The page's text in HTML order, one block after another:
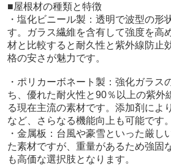
■屋根材の種類と特徴
・塩化ビニール製：透明で波型の形
す。ガラス繊維を含有して強度を高
材と比較すると耐久性と紫外線防止
格の安さが魅力です。
・ポリカーボネート製：強化ガラス
ち、優れた耐火性と90％以上の紫外
る現在主流の素材です。添加剤によ
など、さらなる機能向上も可能です。
・金属板：台風や豪雪といった厳し
た素材ですが、重量があるため強固
も高価な選択肢となります。